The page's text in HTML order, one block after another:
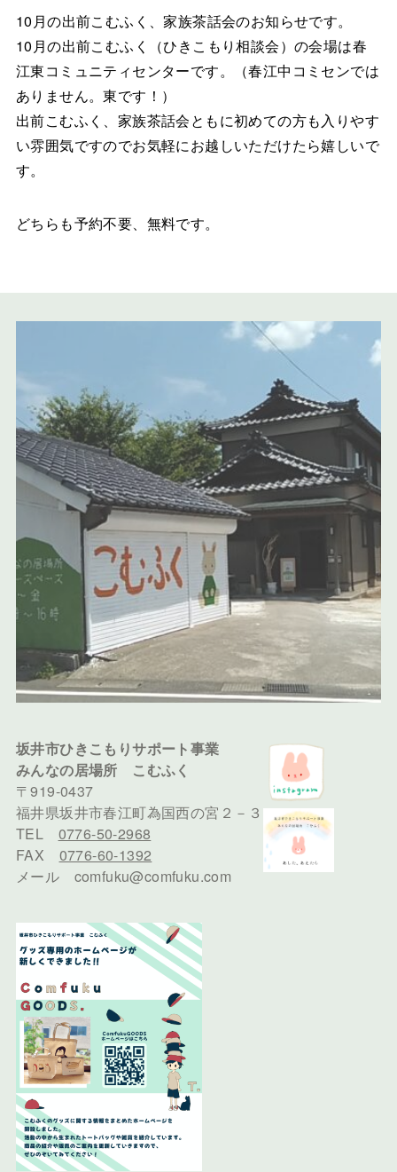
10月の出前こむふく、家族茶話会のお知らせです。
10月の出前こむふく（ひきこもり相談会）の会場は春
江東コミュニティセンターです。（春江中コミセンでは
ありません。東です！）
出前こむふく、家族茶話会ともに初めての方も入りやす
い雰囲気ですのでお気軽にお越しいただけたら嬉しいで
す。
どちらも予約不要、無料です。
坂井市ひきこもりサポート事業
みんなの居場所 こむふく
〒919-0437
福井県坂井市春江町為国西の宮２－３
TEL 0776-50-2968
FAX 0776-60-1392
メール comfuku@comfuku.com